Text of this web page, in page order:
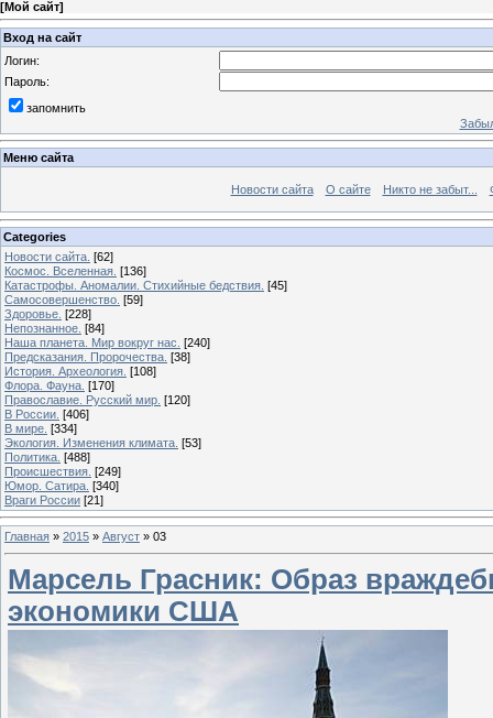
[Мой сайт]
Вход на сайт
Логин:
Пароль:
запомнить
Меню сайта
Новости сайта О сайте Никто не забыт...
Categories
Новости сайта. [62]
Космос. Вселенная. [136]
Катастрофы. Аномалии. Стихийные бедствия. [45]
Самосовершенство. [59]
Здоровье. [228]
Непознанное. [84]
Наша планета. Мир вокруг нас. [240]
Предсказания. Пророчества. [38]
История. Археология. [108]
Флора. Фауна. [170]
Православие. Русский мир. [120]
В России. [406]
В мире. [334]
Экология. Изменения климата. [53]
Политика. [488]
Происшествия. [249]
Юмор. Сатира. [340]
Враги России [21]
Главная » 2015 » Август » 03
Марсель Грасник: Образ
экономики США